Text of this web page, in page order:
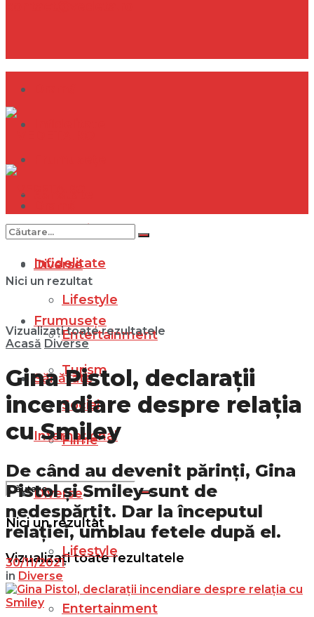
Internațional
Diverse
Lifestyle
Entertainment
Turism
Social
Filme
Nici un rezultat
Vizualizați toate rezultatele
Infidelitate
Frumusețe
Sănătate
Internațional
Diverse
Lifestyle
Entertainment
Nici un rezultat
Vizualizați toate rezultatele
Acasă Diverse
Gina Pistol, declarații
incendiare despre relația
cu Smiley
De când au devenit părinți, Gina
Pistol și Smiley sunt de
nedespărțit. Dar la începutul
relației, umblau fetele după el.
30/11/2021
in Diverse